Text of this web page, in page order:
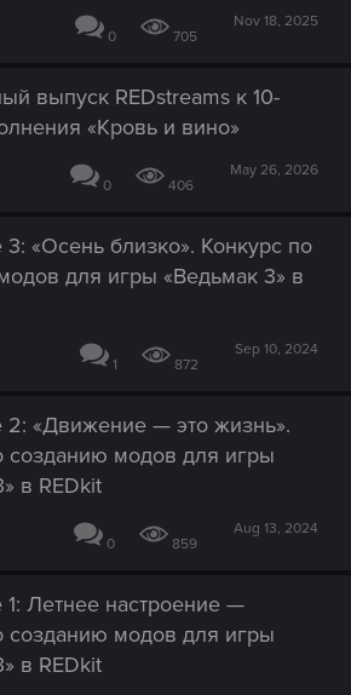
0 705
Nov 18, 2025
выпуск REDstreams к 10-
«Кровь и вино»
0 406
May 26, 2026
«Осень близко». Конкурс по
для игры «Ведьмак 3» в
1 872
Sep 10, 2024
2: «Движение — это жизнь».
созданию модов для игры
в REDkit
0 859
Aug 13, 2024
Летнее настроение —
созданию модов для игры
в REDkit